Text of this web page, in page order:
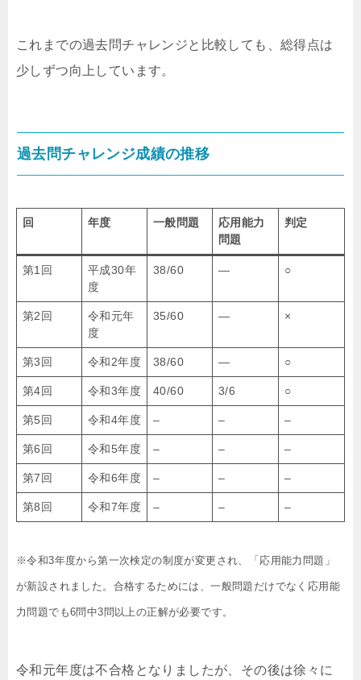
これまでの過去問チャレンジと比較しても、総得点は
少しずつ向上しています。
過去問チャレンジ成績の推移
回 年度 一般問題
応用能力
問題
判定
第1回
平成30年
度
38/60 ― ○
第2回
令和元年
度
35/60 ― ×
第3回 令和2年度 38/60 ― ○
第4回 令和3年度 40/60 3/6 ○
第5回 令和4年度 – – –
第6回 令和5年度 – – –
第7回 令和6年度 – – –
第8回 令和7年度 – – –
※令和3年度から第一次検定の制度が変更され、「応用能力問題」
が新設されました。合格するためには、一般問題だけでなく応用能
力問題でも6問中3問以上の正解が必要です。
令和元年度は不合格となりましたが、その後は徐々に